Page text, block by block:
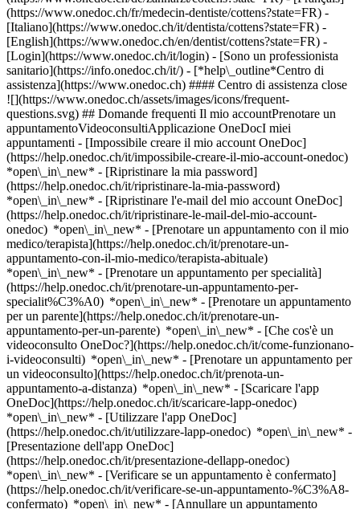
(https://www.onedoc.ch/fr/medecin-dentiste/cottens?state=FR) -
[Italiano](https://www.onedoc.ch/it/dentista/cottens?state=FR) -
[English](https://www.onedoc.ch/en/dentist/cottens?state=FR) -
[Login](https://www.onedoc.ch/it/login) - [Sono un professionista
sanitario](https://info.onedoc.ch/it/) - [*help\_outline*Centro di
assistenza](https://www.onedoc.ch) #### Centro di assistenza close
![](https://www.onedoc.ch/assets/images/icons/frequent-
questions.svg) ## Domande frequenti Il mio accountPrenotare un
appuntamentoVideoconsultiApplicazione OneDocI miei
appuntamenti - [Impossibile creare il mio account OneDoc]
(https://help.onedoc.ch/it/impossibile-creare-il-mio-account-onedoc)
*open\_in\_new* - [Ripristinare la mia password]
(https://help.onedoc.ch/it/ripristinare-la-mia-password)
*open\_in\_new* - [Ripristinare l'e-mail del mio account OneDoc]
(https://help.onedoc.ch/it/ripristinare-le-mail-del-mio-account-
onedoc) *open\_in\_new* - [Prenotare un appuntamento con il mio
medico/terapista](https://help.onedoc.ch/it/prenotare-un-
appuntamento-con-il-mio-medico/terapista-abituale)
*open\_in\_new* - [Prenotare un appuntamento per specialità]
(https://help.onedoc.ch/it/prenotare-un-appuntamento-per-
specialit%C3%A0) *open\_in\_new* - [Prenotare un appuntamento
per un parente](https://help.onedoc.ch/it/prenotare-un-
appuntamento-per-un-parente) *open\_in\_new* - [Che cos'è un
videoconsulto OneDoc?](https://help.onedoc.ch/it/come-funzionano-
i-videoconsulti) *open\_in\_new* - [Prenotare un appuntamento per
un videoconsulto](https://help.onedoc.ch/it/prenota-un-
appuntamento-a-distanza) *open\_in\_new* - [Scaricare l'app
OneDoc](https://help.onedoc.ch/it/scaricare-lapp-onedoc)
*open\_in\_new* - [Utilizzare l'app OneDoc]
(https://help.onedoc.ch/it/utilizzare-lapp-onedoc) *open\_in\_new* -
[Presentazione dell'app OneDoc]
(https://help.onedoc.ch/it/presentazione-dellapp-onedoc)
*open\_in\_new* - [Verificare se un appuntamento è confermato](https://help.onedoc.ch/it/verificare-se-un-appuntamento-%C3%A8-confermato) *open\_in\_new* - [Annullare un appuntamento prenotato online su OneDoc](https://help.onedoc.ch/it/annullare-un-appuntamento-prenotato-online-su-onedoc) *open\_in\_new* - [Non ho ricevuto la conferma dell'appuntamento](https://help.onedoc.ch/it/non-ho-ricevuto-la-conferma-dellappuntamento) *open\_in\_new* [Vedi tutti i nostri articoli *open\_in\_new*](https://help.onedoc.ch/it/) close ## Modifica la ricerca ![Casa con segno più che indica che la consultazione può essere effettuata in sede](https://www.onedoc.ch/assets/images/icons/on-site.svg) In loco ![Fotocamera con simbolo play che indica che la consultazione può essere effettuata a distanza in video](https://www.onedoc.ch/assets/images/icons/remote.svg) A distanza Cerca #### Specialità #### Professionisti #### Istituti edit Dentista a Cottens FR tune Filtra per Nuovo paziente*keyboard\_arrow\_down* - Accettato*check\_circle* Lingua parlata*keyboard\_arrow\_down* - Albanese*check\_circle* - Arabo*check\_circle* - Francese*check\_circle* - Inglese*check\_circle* - Italiano*check\_circle* - Olandese*check\_circle* - Portoghese*check\_circle* - Rumeno*check\_circle* - Spagnolo*check\_circle* - Tedesco*check\_circle* Sesso*keyboard\_arrow\_down* - Donna*check\_circle* - Uomo*check\_circle* Disponibilità*keyboard\_arrow\_down* - Disponibile oggi*check\_circle* - Entro i prossimi 3 giorni*check\_circle* - Entro i prossimi 7 giorni*check\_circle* - Entro i prossimi 14 giorni*check\_circle* # __Dentista__ nei pressi di __Cottens FR__: prenota il tuo appuntamento online oggi [![Dipl. med. Raquel Rais, dentista a Avry](https://assets.onedoc.ch/images/users/2161891b925a1f4d82b9c71feba8faf28ca791f313267f961b182d4dab79e46b-small.jpg "Dipl. med. Raquel Rais, dentista a Avry")](https://www.onedoc.ch/it/dentista/avry/pcrjj/dipl-med-raquel-rais) ### [Dipl. med. Raquel Rais](https://www.onedoc.ch/it/dentista/avry/pcrjj/dipl-med-raquel-rais) ![Badge che indica un profilo verificato](https://www.onedoc.ch/assets/images/icons/checkmark.svg) [Dentista](https://www.onedoc.ch/it/dentista/avry) [Cabinet Dentaire CDS](https://www.onedoc.ch/it/studio-dentistico/avry/e9s7/cabinet-dentaire-cds) Route des Fontanettes 1 1754 Avry ![Icona paziente con segno più che indica che il professionista accetta nuovi pazienti](https://www.onedoc.ch/assets/images/icons/new-patients.svg)Accetta nuovi pazienti [Prenota un appuntamento](https://www.onedoc.ch/it/dentista/avry/pcrjj/dipl-med-raquel-rais) Competenze:[Apparecchi dentali](https://www.onedoc.ch/it/apparecchi-dentali/avry), [Allineamento dei denti | Allineatore trasparente invisibile](https://www.onedoc.ch/it/allineamento-dei-denti-allineatore-trasparente-invisibile/avry), [Sbiancamento dentale | Bleaching](https://www.onedoc.ch/it/sbiancamento-dentale-bleaching/avry), [Carie](https://www.onedoc.ch/it/carie/avry), [Emergenza dentale](https://www.onedoc.ch/it/emergenza-dentale/avry), [Estrazione dentale | Denti del giudizio](https://www.onedoc.ch/it/estrazione-dentale-denti-del-giudizio/avry), [Bruxismo | Digrignamento dei denti](https://www.onedoc.ch/it/bruxismo-digrignamento-dei-denti/avry), [Protesi dentaria | Stellite dentale](https://www.onedoc.ch/it/protesi-dentaria-stellite-dentale/avry), [Infezione dentale | Mal di denti](https://www.onedoc.ch/it/infezione-dentale-mal-di-denti/avry), [Radiografia dentale](https://www.onedoc.ch/it/radiografia-dentale/avry)Vedi di più *chevron\_left* mar 04 ago *chevron\_right* Vedi più appuntamenti *error\_outline* Si è verificato un errore durante il caricamento della disponibilità [Riprova](https://www.onedoc.ch) Competenze:[Apparecchi dentali](https://www.onedoc.ch/it/apparecchi-dentali/avry), [Allineamento dei denti | Allineatore trasparente invisibile](https://www.onedoc.ch/it/allineamento-dei-denti-allineatore-trasparente-invisibile/avry), [Sbiancamento dentale | Bleaching](https://www.onedoc.ch/it/sbiancamento-dentale-bleaching/avry), [Carie](https://www.onedoc.ch/it/carie/avry), [Emergenza dentale](https://www.onedoc.ch/it/emergenza-dentale/avry), [Estrazione dentale | Denti del giudizio](https://www.onedoc.ch/it/estrazione-dentale-denti-del-giudizio/avry), [Bruxismo | Digrignamento dei denti](https://www.onedoc.ch/it/bruxismo-digrignamento-dei-denti/avry), [Protesi dentaria | Stellite dentale](https://www.onedoc.ch/it/protesi-dentaria-stellite-dentale/avry), [Infezione dentale | Mal di denti](https://www.onedoc.ch/it/infezione-dentale-mal-di-denti/avry), [Radiografia dentale](https://www.onedoc.ch/it/radiografia-dentale/avry)Vedi di più [![Dr.ssa Elena Cinteza, dentista a Avry](https://assets.onedoc.ch/images/users/f57231b4b6cfdf40384215feaabbe161db475637dcd1a44cca8dab830e0f40c6-small.jpg "Dr.ssa Elena Cinteza, dentista a Avry")](https://www.onedoc.ch/it/dentista/avry/pcqaf/dr-elena-cinteza) ### [Dr.ssa Elena Cinteza](https://www.onedoc.ch/it/dentista/avry/pcqaf/dr-elena-cinteza) ![Badge che indica un profilo verificato](https://www.onedoc.ch/assets/images/icons/checkmark.svg) [Dentista](https://www.onedoc.ch/it/dentista/avry) [Cabinet Dentaire CDS](https://www.onedoc.ch/it/studio-dentistico/avry/e9s7/cabinet-dentaire-cds) Route des Fontanettes 1 1754 Avry ![Icona paziente con segno più che indica che il professionista accetta nuovi pazienti](https://www.onedoc.ch/assets/images/icons/new-patients.svg)Accetta nuovi pazienti [Prenota un appuntamento](https://www.onedoc.ch/it/dentista/avry/pcqaf/dr-elena-cinteza) Competenze:[Carie](https://www.onedoc.ch/it/carie/avry), [Ascesso dentale](https://www.onedoc.ch/it/ascesso-dentale/avry), [Protesi dentaria | Stellite dentale](https://www.onedoc.ch/it/protesi-dentaria-stellite-dentale/avry), [Detartrasi](https://www.onedoc.ch/it/detartrasi/avry), [Emergenza dentale](https://www.onedoc.ch/it/emergenza-dentale/avry), [Radiografia dentale](https://www.onedoc.ch/it/radiografia-dentale/avry), [Sbiancamento dentale | Bleaching](https://www.onedoc.ch/it/sbiancamento-dentale-bleaching/avry), [Lucidatura dentale](https://www.onedoc.ch/it/lucidatura-dentale/avry), [Estrazione dentale | Denti del giudizio](https://www.onedoc.ch/it/estrazione-dentale-denti-del-giudizio/avry)Vedi di più *chevron\_left* mar 04 ago *chevron\_right* Vedi più appuntamenti *error\_outline* Si è verificato un errore durante il caricamento della disponibilità [Riprova](https://www.onedoc.ch) Competenze:[Carie](https://www.onedoc.ch/it/carie/avry), [Ascesso dentale](https://www.onedoc.ch/it/ascesso-dentale/avry), [Protesi dentaria | Stellite dentale](https://www.onedoc.ch/it/protesi-dentaria-stellite-dentale/avry), [Detartrasi](https://www.onedoc.ch/it/detartrasi/avry), [Emergenza dentale](https://www.onedoc.ch/it/emergenza-dentale/avry), [Radiografia dentale](https://www.onedoc.ch/it/radiografia-dentale/avry), [Sbiancamento dentale | Bleaching](https://www.onedoc.ch/it/sbiancamento-dentale-bleaching/avry), [Lucidatura dentale](https://www.onedoc.ch/it/lucidatura-dentale/avry), [Estrazione dentale | Denti del giudizio](https://www.onedoc.ch/it/estrazione-dentale-denti-del-giudizio/avry)Vedi di più [![Dr.ssa Erika Justo, dentista a Friburgo](https://assets.onedoc.ch/images/users/4fb0014403c5ad9e6a25a0d6cf6bedc668714d5b6d2cb01250292f22d60176bc-small.jpg "Dr.ssa Erika Justo, dentista a Friburgo")](https://www.onedoc.ch/it/dentista/friburgo/pctqe/dr-erika-justo) ### [Dr.ssa Erika Justo](https://www.onedoc.ch/it/dentista/friburgo/pctqe/dr-erika-justo) ![Badge che indica un profilo verificato](https://www.onedoc.ch/assets/images/icons/checkmark.svg) [Dentista](https://www.onedoc.ch/it/dentista/friburgo) [Helvident Centre Dentaire](https://www.onedoc.ch/it/studio-dentistico/friburgo/ebbc9/helvident-centre-dentaire) Avenue Beauregard 10 1700 Friburgo ![Icona paziente con segno più che indica che il professionista accetta nuovi pazienti](https://www.onedoc.ch/assets/images/icons/new-patients.svg)Accetta nuovi pazienti [Prenota un appuntamento](https://www.onedoc.ch/it/dentista/friburgo/pctqe/dr-erika-justo) Competenze:[Carie](https://www.onedoc.ch/it/carie/friburgo), [Ascesso dentale](https://www.onedoc.ch/it/ascesso-dentale/friburgo), [Bruxismo | Digrignamento dei denti](https://www.onedoc.ch/it/bruxismo-digrignamento-dei-denti/friburgo), [Endodonzia](https://www.onedoc.ch/it/endodonzia/friburgo), [Protesi dentaria | Stellite dentale](https://www.onedoc.ch/it/protesi-dentaria-stellite-dentale/friburgo), [Emergenza dentale](https://www.onedoc.ch/it/emergenza-dentale/friburgo), [Estrazione dentale | Denti del giudizio](https://www.onedoc.ch/it/estrazione-dentale-denti-del-giudizio/friburgo), [Faccette dentali in ceramica | Faccette](https://www.onedoc.ch/it/faccette-dentali-in-ceramica-faccette/friburgo)Vedi di più *chevron\_left* mar 04 ago *chevron\_right* Vedi più appuntamenti *error\_outline* Si è verificato un errore durante il caricamento della disponibilità [Riprova](https://www.onedoc.ch) Competenze:[Carie](https://www.onedoc.ch/it/carie/friburgo), [Ascesso dentale](https://www.onedoc.ch/it/ascesso-dentale/friburgo), [Bruxismo | Digrignamento dei denti](https://www.onedoc.ch/it/bruxismo-digrignamento-dei-denti/friburgo), [Endodonzia](https://www.onedoc.ch/it/endodonzia/friburgo), [Protesi dentaria | Stellite dentale](https://www.onedoc.ch/it/protesi-dentaria-stellite-dentale/friburgo), [Emergenza dentale](https://www.onedoc.ch/it/emergenza-dentale/friburgo), [Estrazione dentale | Denti del giudizio](https://www.onedoc.ch/it/estrazione-dentale-denti-del-giudizio/friburgo), [Faccette dentali in ceramica | Faccette](https://www.onedoc.ch/it/faccette-dentali-in-ceramica-faccette/friburgo)Vedi di più [![Dr. Gonçalo Lopes, dentista a Belfaux](https://assets.onedoc.ch/images/users/720ec6e19e550f93549bef8e6236b5ad04aeb7fb2a0c739990c5bf5b7df06d1f-small.png "Dr. Gonçalo Lopes, dentista a Belfau